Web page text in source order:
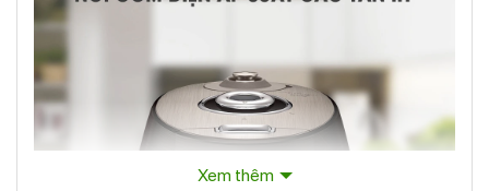
Xem thêm